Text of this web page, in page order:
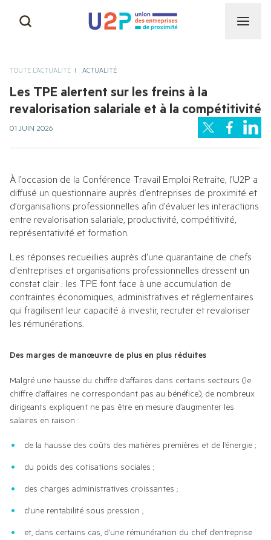
NOTRE HISTOIRE & NOS
SUCCÈS
NOTRE ÉQUIPE
CNATP
PROXIMITÉ
TOUS LES MEMBRES
COMMUNIQUÉS DE PRESSE
TOUTE L’ACTUALITÉ ACTUALITÉ
Les TPE alertent sur les freins à la
revalorisation salariale et à la compétitivité
01 JUIN 2026
À l’occasion de la Conférence Travail Emploi Retraite, l’U2P a
diffusé un questionnaire auprès d’entreprises de proximité et
d’organisations professionnelles afin d’évaluer les interactions
entre revalorisation salariale, productivité, compétitivité,
représentativité et formation.
Les réponses recueillies auprès d'une quarantaine de chefs
d'entreprises et organisations professionnelles dressent un
constat clair : les TPE font face à une accumulation de
contraintes économiques, administratives et réglementaires
qui fragilisent leur capacité à investir, recruter et revaloriser
les rémunérations.
Des marges de manœuvre de plus en plus réduites
Malgré une hausse du chiffre d’affaires dans certains secteurs (le
chiffre d’affaires ne correspondant pas au bénéfice), de nombreux
dirigeants expliquent ne pas être en mesure d’augmenter les
salaires en raison :
de la hausse des coûts des matières premières et de l’énergie ;
du poids des cotisations sociales ;
des charges administratives croissantes ;
d’une rentabilité sous pression ;
et, dans certains cas, d’une rémunération du chef d’entreprise